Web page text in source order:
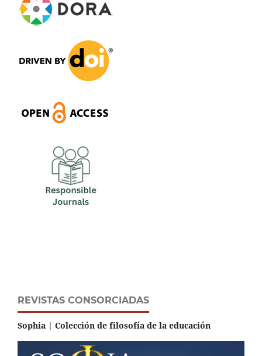
REVISTAS CONSORCIADAS
Sophia | Colección de filosofía de la educación